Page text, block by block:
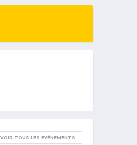
VOIR TOUS LES EVÉNEMENTS